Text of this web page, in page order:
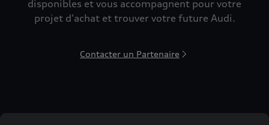
disponibles et vous accompagnent pour votre
projet d'achat et trouver votre future Audi.
Contacter un Partenaire